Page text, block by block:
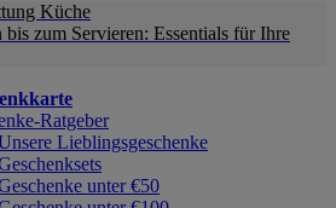
Küche
zum Servieren: Essentials für Ihre
Ratgeber
Lieblingsgeschenke
unter €50